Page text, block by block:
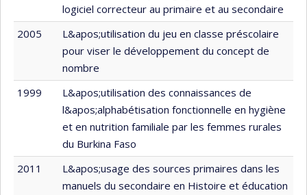
logiciel correcteur au primaire et au secondaire
2005
L&apos;utilisation du jeu en classe préscolaire
pour viser le développement du concept de
nombre
1999
L&apos;utilisation des connaissances de
l&apos;alphabétisation fonctionnelle en hygiène
et en nutrition familiale par les femmes rurales
du Burkina Faso
2011
L&apos;usage des sources primaires dans les
manuels du secondaire en Histoire et éducation